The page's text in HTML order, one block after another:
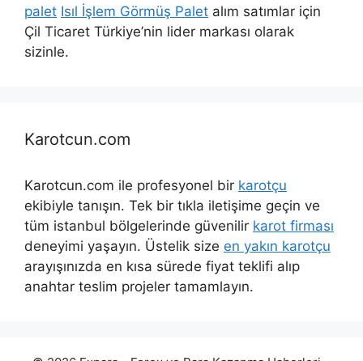
palet Isıl İşlem Görmüş Palet alım satımlar için
Çil Ticaret Türkiye’nin lider markası olarak
sizinle.
Karotcun.com
Karotcun.com ile profesyonel bir karotçu
ekibiyle tanışın. Tek bir tıkla iletişime geçin ve
tüm istanbul bölgelerinde güvenilir karot firması
deneyimi yaşayın. Üstelik size en yakın karotçu
arayışınızda en kısa sürede fiyat teklifi alıp
anahtar teslim projeler tamamlayın.